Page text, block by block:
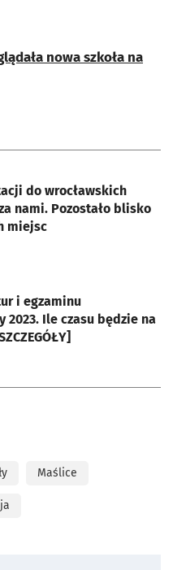
nowa szkoła na
do wrocławskich
nami. Pozostało blisko
miejsc
i egzaminu
2023. Ile czasu będzie na
Maślice